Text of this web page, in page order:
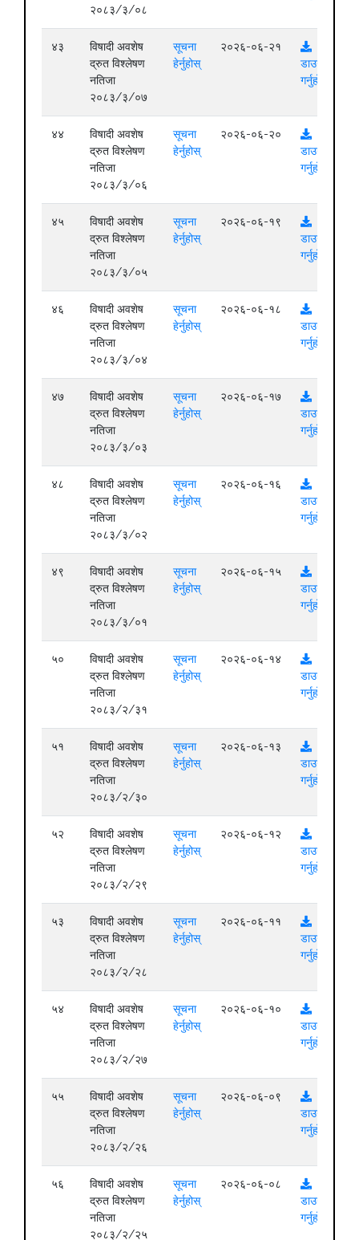
२०८३/३/०८
४३
विषादी अवशेष
द्रुत विश्लेषण
नतिजा
२०८३/३/०७
सूचना
हेर्नुहोस्
२०२६-०६-२१
डाउनलोड
गर्नुहोस्
४४
विषादी अवशेष
द्रुत विश्लेषण
नतिजा
२०८३/३/०६
सूचना
हेर्नुहोस्
२०२६-०६-२०
डाउनलोड
गर्नुहोस्
४५
विषादी अवशेष
द्रुत विश्लेषण
नतिजा
२०८३/३/०५
सूचना
हेर्नुहोस्
२०२६-०६-१९
डाउनलोड
गर्नुहोस्
४६
विषादी अवशेष
द्रुत विश्लेषण
नतिजा
२०८३/३/०४
सूचना
हेर्नुहोस्
२०२६-०६-१८
डाउनलोड
गर्नुहोस्
४७
विषादी अवशेष
द्रुत विश्लेषण
नतिजा
२०८३/३/०३
सूचना
हेर्नुहोस्
२०२६-०६-१७
डाउनलोड
गर्नुहोस्
४८
विषादी अवशेष
द्रुत विश्लेषण
नतिजा
२०८३/३/०२
सूचना
हेर्नुहोस्
२०२६-०६-१६
डाउनलोड
गर्नुहोस्
४९
विषादी अवशेष
द्रुत विश्लेषण
नतिजा
२०८३/३/०१
सूचना
हेर्नुहोस्
२०२६-०६-१५
डाउनलोड
गर्नुहोस्
५०
विषादी अवशेष
द्रुत विश्लेषण
नतिजा
२०८३/२/३१
सूचना
हेर्नुहोस्
२०२६-०६-१४
डाउनलोड
गर्नुहोस्
५१
विषादी अवशेष
द्रुत विश्लेषण
नतिजा
२०८३/२/३०
सूचना
हेर्नुहोस्
२०२६-०६-१३
डाउनलोड
गर्नुहोस्
५२
विषादी अवशेष
द्रुत विश्लेषण
नतिजा
२०८३/२/२९
सूचना
हेर्नुहोस्
२०२६-०६-१२
डाउनलोड
गर्नुहोस्
५३
विषादी अवशेष
द्रुत विश्लेषण
नतिजा
२०८३/२/२८
सूचना
हेर्नुहोस्
२०२६-०६-११
डाउनलोड
गर्नुहोस्
५४
विषादी अवशेष
द्रुत विश्लेषण
नतिजा
२०८३/२/२७
सूचना
हेर्नुहोस्
२०२६-०६-१०
डाउनलोड
गर्नुहोस्
५५
विषादी अवशेष
द्रुत विश्लेषण
नतिजा
२०८३/२/२६
सूचना
हेर्नुहोस्
२०२६-०६-०९
डाउनलोड
गर्नुहोस्
५६
विषादी अवशेष
द्रुत विश्लेषण
नतिजा
२०८३/२/२५
सूचना
हेर्नुहोस्
२०२६-०६-०८
डाउनलोड
गर्नुहोस्